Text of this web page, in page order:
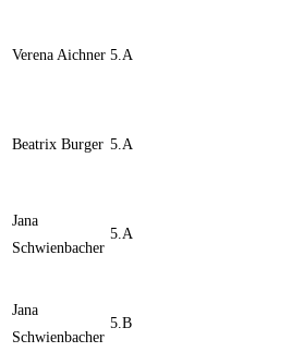
Verena Aichner 5.A
Beatrix Burger 5.A
Jana
Schwienbacher
5.A
Jana
Schwienbacher
5.B